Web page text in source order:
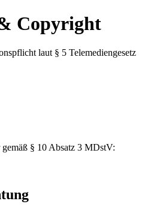
Copyright
laut § 5 Telemediengesetz
§ 10 Absatz 3 MDstV: